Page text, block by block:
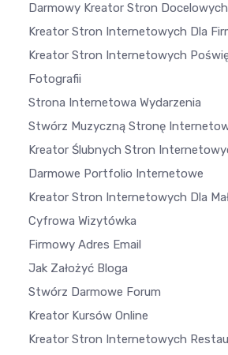
Darmowy Kreator Stron Docelowych
Kreator Stron Internetowych Dla
Kreator Stron Internetowych
Fotografii
Strona Internetowa Wydarzenia
Stwórz Muzyczną Stronę
Kreator Ślubnych Stron
Darmowe Portfolio Internetowe
Kreator Stron Internetowych Dla
Cyfrowa Wizytówka
Firmowy Adres Email
Jak Założyć Bloga
Stwórz Darmowe Forum
Kreator Kursów Online
Kreator Stron Internetowych